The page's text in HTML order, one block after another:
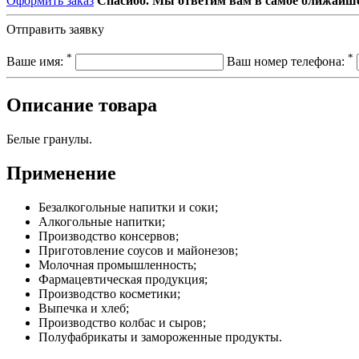
Отправить заявку
Ваше имя: * Ваш номер телефона: *
Описание товара
Белые гранулы.
Применение
Безалкогольные напитки и соки;
Алкогольные напитки;
Производство консервов;
Приготовление соусов и майонезов;
Молочная промышленность;
Фармацевтическая продукция;
Производство косметики;
Выпечка и хлеб;
Производство колбас и сыров;
Полуфабрикаты и замороженные продукты.